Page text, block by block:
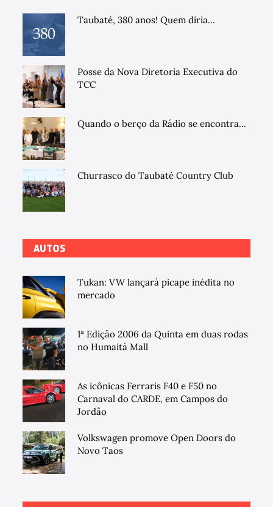
Taubaté, 380 anos! Quem diria...
Posse da Nova Diretoria Executiva do
TCC
Quando o berço da Rádio se encontra...
Churrasco do Taubaté Country Club
AUTOS
Tukan: VW lançará picape inédita no
mercado
1ª Edição 2006 da Quinta em duas rodas
no Humaitá Mall
As icônicas Ferraris F40 e F50 no
Carnaval do CARDE, em Campos do
Jordão
Volkswagen promove Open Doors do
Novo Taos